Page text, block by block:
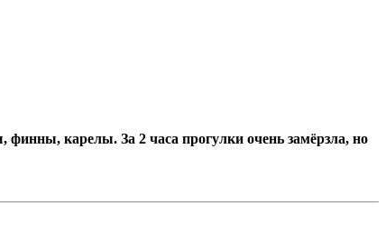
карелы. За 2 часа прогулки очень замёрзла, но